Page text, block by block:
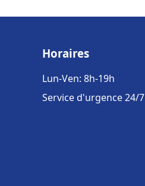
Horaires
Lun-Ven: 8h-19h
Service d'urgence 24/7